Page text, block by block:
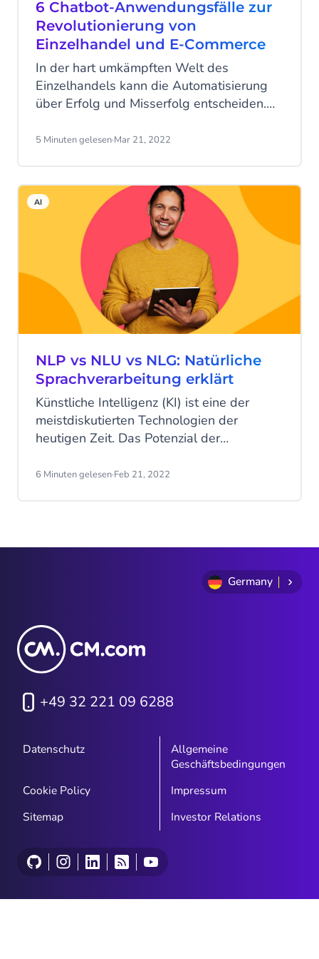
6 Chatbot-Anwendungsfälle zur
Revolutionierung von
Einzelhandel und E-Commerce
In der hart umkämpften Welt des
Einzelhandels kann die Automatisierung
über Erfolg und Misserfolg entscheiden.
Rücksendungen oder sich wiederholende
den Aufbau Ihres Kundenstamms zu
konzentrieren. Wenn Sie wichtige
Elemente Ihres Einzelhandelsbetriebs
automatisieren, können Sie Ihren
Mitarbeitern den Rücken freihalten.
5 Minuten gelesen·Mar 21, 2022
AI
NLP vs NLU vs NLG: Natürliche
Sprachverarbeitung erklärt
Künstliche Intelligenz (KI) ist eine der
meistdiskutierten Technologien der
heutigen Zeit. Das Potenzial der
Lösungen zu schaffen, ist nahezu
ihrer Arbeit automatisieren möchten.
6 Minuten gelesen·Feb 21, 2022
Germany
+49 32 221 09 6288
Datenschutz
Allgemeine
Geschäftsbedingungen
Cookie Policy
Impressum
Sitemap
Investor Relations